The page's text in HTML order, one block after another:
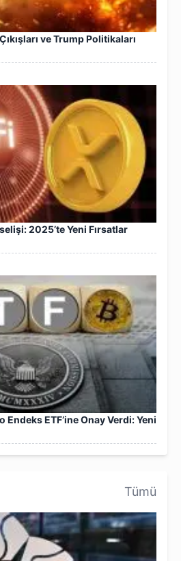
ve Trump Politikaları
2025’te Yeni Fırsatlar
Endeks ETF’ine Onay Verdi: Yeni
Tümü